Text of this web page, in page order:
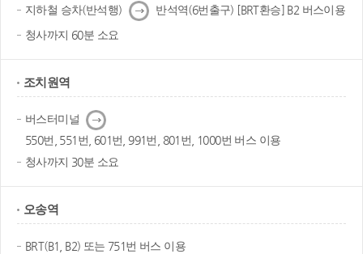
지하철 승차(반석행) 다
음
반석역(6번출구) [BRT환승] B2 버스이용
청사까지 60분 소요
조치원역
버스터미널 다
음
550번, 551번, 601번, 991번, 801번, 1000번 버스 이용
청사까지 30분 소요
오송역
BRT(B1, B2) 또는 751번 버스 이용